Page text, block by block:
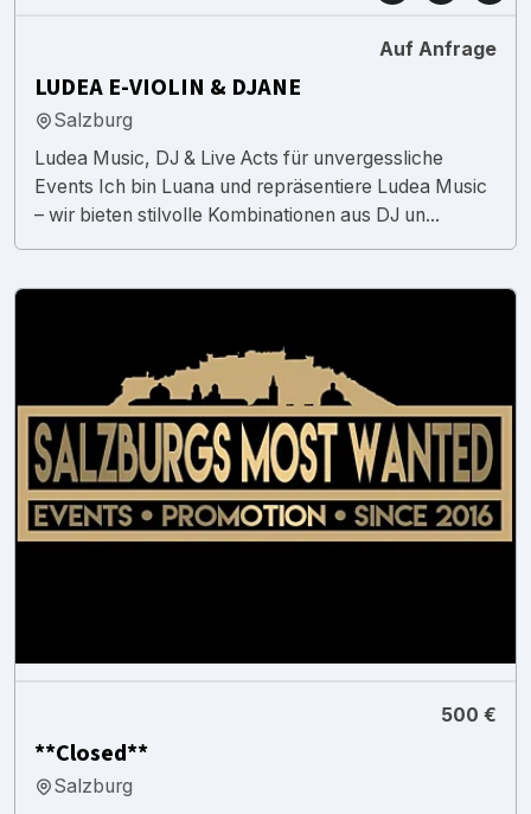
Auf Anfrage
LUDEA E-VIOLIN & DJANE
Salzburg
Ludea Music, DJ & Live Acts für unvergessliche
Events Ich bin Luana und repräsentiere Ludea Music
– wir bieten stilvolle Kombinationen aus DJ un...
500 €
**Closed**
Salzburg